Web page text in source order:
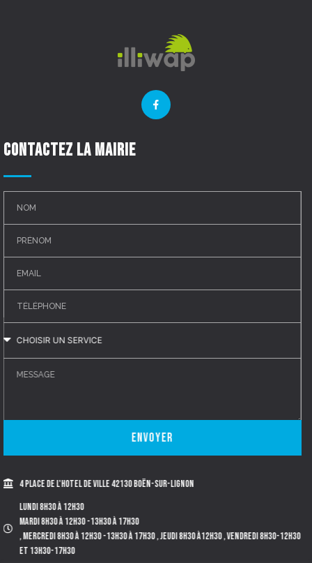
Contactez la mairie
Envoyer
4 place de l'Hotel de Ville 42130 BOËN-SUR-LIGNON
Lundi 8h30 à 12h30
Mardi 8h30 à 12h30 -13h30 à 17h30
, Mercredi 8h30 à 12h30 -13h30 à 17h30 , Jeudi 8h30 à12h30 , Vendredi 8h30-12h30
et 13h30-17h30